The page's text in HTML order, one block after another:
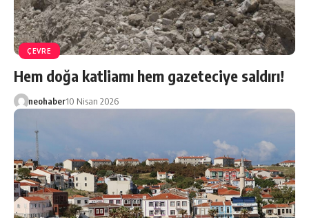
ÇEVRE
Hem doğa katliamı hem gazeteciye saldırı!
neohaber10 Nisan 2026